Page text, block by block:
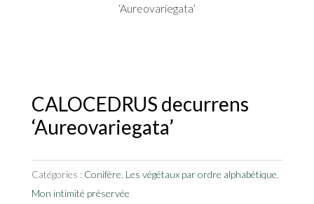
‘Aureovariegata’
CALOCEDRUS decurrens
‘Aureovariegata’
Catégories : Conifère Les végétaux par ordre alphabétique
Mon intimité préservée